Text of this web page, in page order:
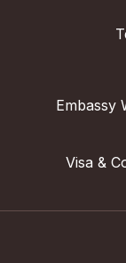
Embassy
Visa &